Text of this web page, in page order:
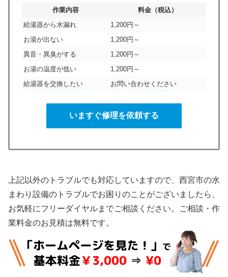
作業内容
料金（税込）
給湯器から水漏れ
1,200円～
お湯が出ない
1,200円～
異音・異臭がする
1,200円～
お湯の温度が低い
1,200円～
給湯器を交換したい
お問い合わせください
いますぐ修理を依頼する
上記以外のトラブルでも対応していますので、西宮市の水
まわり設備のトラブルでお困りのことがございましたら、
お気軽にフリーダイヤルまでご相談ください。ご相談・作
業料金のお見積は無料です。